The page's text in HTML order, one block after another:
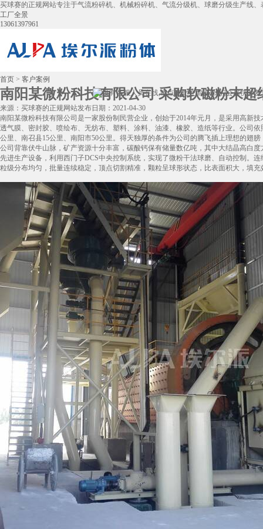
买球赛的正规网站专注于气流粉碎机、机械粉碎机、气流分级机、球磨分级生产线
工厂全景
13061397961
首页 > 客户案例
南阳某微粉科技有限公司 采购软磁粉末超
来源：买球赛的正规网站发布日期：2021-04-30
南阳某微粉科技有限公司是一家股份制民营企业，创始于2014年元月，是采用高新
透气膜、密封胶、喷绘布、无纺布、塑料、涂料、油漆、橡胶、造纸等行业。公司
公里、南召县15公里、南阳市50公里。得天独厚的条件为公司的腾飞插上理想的翅
公司背靠伏牛山脉，矿产资源十分丰富，碳酸钙保有储量数亿吨，其中大结晶高白
先进生产设备，利用西门子DCS中央控制系统，实现了微粉干法球磨、自动控制。
粒级分布均匀，批量连续稳定，顶点切割精准，颗粒呈球形状态，比表面积大，填